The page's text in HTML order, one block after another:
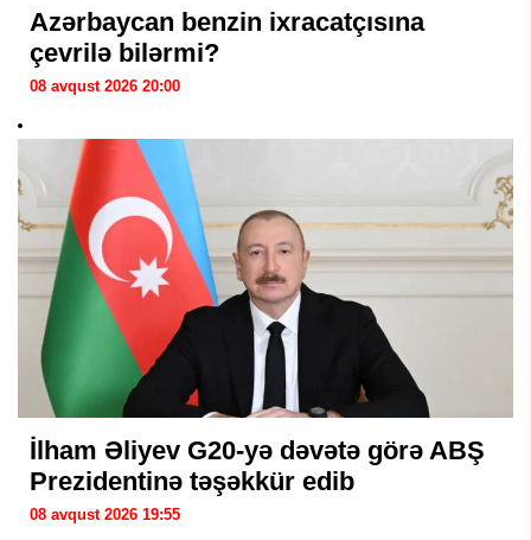
Azərbaycan benzin ixracatçısına
çevrilə bilərmi?
08 avqust 2026 20:00
İlham Əliyev G20-yə dəvətə görə ABŞ
Prezidentinə təşəkkür edib
08 avqust 2026 19:55